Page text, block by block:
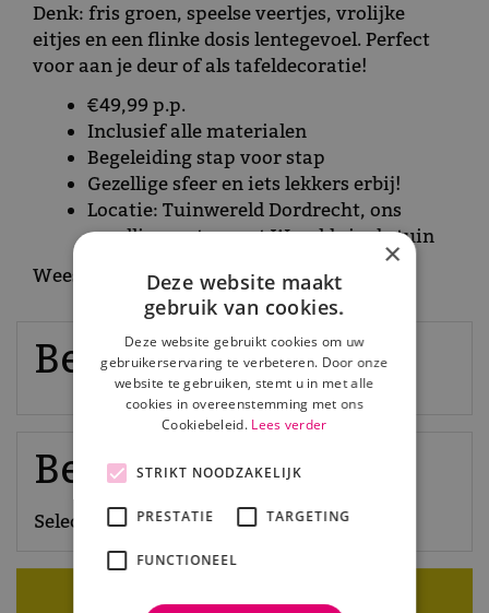
Denk: fris groen, speelse veertjes, vrolijke
eitjes en een flinke dosis lentegevoel. Perfect
voor aan je deur of als tafeldecoratie!
€49,99 p.p.
Inclusief alle materialen
Begeleiding stap voor stap
Gezellige sfeer en iets lekkers erbij!
Locatie: Tuinwereld Dordrecht, ons
gezellige restaurant Werelds in de tuin
Wees er snel bij, want vol = vol!
Beschikbaarheid
Beschikbare tickets
Selecteer eerst een datum en/of tijd
×
Deze website maakt
gebruik van cookies.
Deze website gebruikt cookies om uw
gebruikerservaring te verbeteren. Door onze
website te gebruiken, stemt u in met alle
cookies in overeenstemming met ons
Cookiebeleid. Lees verder
STRIKT NOODZAKELIJK
PRESTATIE TARGETING
FUNCTIONEEL